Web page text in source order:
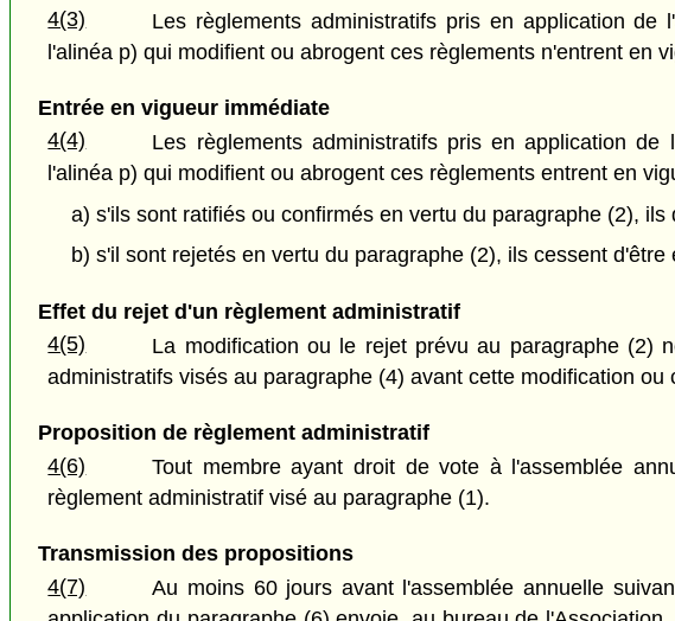
4(3)
Les règlements administratifs pris en application
l'alinéa p) qui modifient ou abrogent ces règlements n'entrent en
Entrée en vigueur immédiate
4(4)
Les règlements administratifs pris en application
l'alinéa p) qui modifient ou abrogent ces règlements entrent en
a) s'ils sont ratifiés ou confirmés en vertu du paragraphe (2), ils
b) s'il sont rejetés en vertu du paragraphe (2), ils cessent
Effet du rejet d'un règlement administratif
4(5)
La modification ou le rejet prévu au paragraphe (2)
administratifs visés au paragraphe (4) avant cette modification ou
Proposition de règlement administratif
4(6)
Tout membre ayant droit de vote à l'assemblée
règlement administratif visé au paragraphe (1).
Transmission des propositions
4(7)
Au moins 60 jours avant l'assemblée annuelle